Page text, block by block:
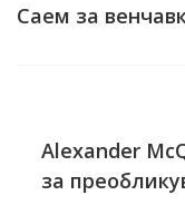
Саем за
Alexander
за